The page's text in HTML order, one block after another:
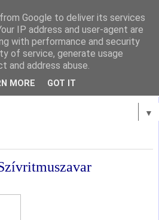
▼
Google to deliver its services
IP address and user-agent are
with performance and security
of service, generate usage
and address abuse.
MORE GOT IT